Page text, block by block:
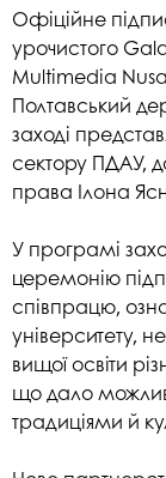
Офіційне
урочистого
Multimedia
Полтавський
заході
сектору ПДАУ,
права Ілона
У програмі
церемонію
співпрацю,
університету,
вищої освіти
що дало
традиціями й